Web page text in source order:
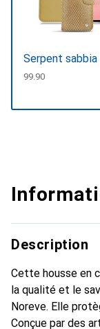
Serpent sabbia
CHF
99.90
Description
Cette housse en
la qualité et le
Noreve. Elle
Conçue par des